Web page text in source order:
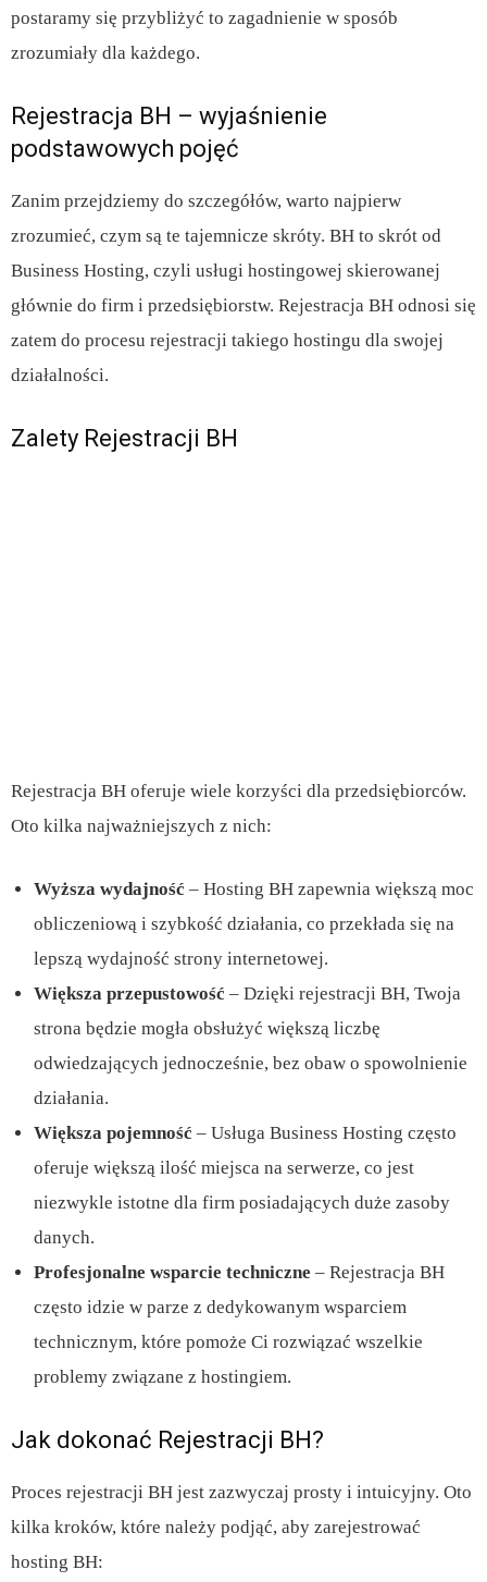
postaramy się przybliżyć to zagadnienie w sposób
zrozumiały dla każdego.
Rejestracja BH – wyjaśnienie
podstawowych pojęć
Zanim przejdziemy do szczegółów, warto najpierw
zrozumieć, czym są te tajemnicze skróty. BH to skrót od
Business Hosting, czyli usługi hostingowej skierowanej
głównie do firm i przedsiębiorstw. Rejestracja BH odnosi się
zatem do procesu rejestracji takiego hostingu dla swojej
działalności.
Zalety Rejestracji BH
Rejestracja BH oferuje wiele korzyści dla przedsiębiorców.
Oto kilka najważniejszych z nich:
Wyższa wydajność – Hosting BH zapewnia większą moc
obliczeniową i szybkość działania, co przekłada się na
lepszą wydajność strony internetowej.
Większa przepustowość – Dzięki rejestracji BH, Twoja
strona będzie mogła obsłużyć większą liczbę
odwiedzających jednocześnie, bez obaw o spowolnienie
działania.
Większa pojemność – Usługa Business Hosting często
oferuje większą ilość miejsca na serwerze, co jest
niezwykle istotne dla firm posiadających duże zasoby
danych.
Profesjonalne wsparcie techniczne – Rejestracja BH
często idzie w parze z dedykowanym wsparciem
technicznym, które pomoże Ci rozwiązać wszelkie
problemy związane z hostingiem.
Jak dokonać Rejestracji BH?
Proces rejestracji BH jest zazwyczaj prosty i intuicyjny. Oto
kilka kroków, które należy podjąć, aby zarejestrować
hosting BH: